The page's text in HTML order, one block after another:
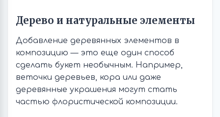
Дерево и натуральные элементы
Добавление деревянных элементов в
композицию — это еще один способ
сделать букет необычным. Например,
веточки деревьев, кора или даже
деревянные украшения могут стать
частью флористической композиции.